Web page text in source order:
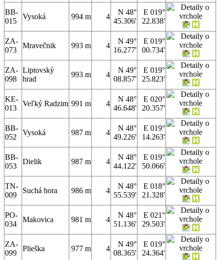
BB-
015
Vysoká 994 m 4
N 48°
45.306'
E 019°
22.838'
ZA-
073
Mravečnik 993 m 4
N 49°
16.277'
E 019°
00.734'
ZA-
098
Liptovský
hrad
993 m 4
N 49°
08.857'
E 019°
25.823'
KE-
013
Veľký Radzim 991 m 4
N 48°
46.648'
E 020°
20.357'
BB-
052
Vysoká 987 m 4
N 48°
49.226'
E 019°
14.263'
BB-
053
Dielik 987 m 4
N 48°
44.122'
E 019°
50.066'
TN-
009
Suchá hora 986 m 4
N 48°
55.539'
E 018°
21.328'
PO-
034
Makovica 981 m 4
N 48°
51.136'
E 021°
29.503'
ZA-
099
Plieška 977 m 4
N 49°
08.365'
E 019°
24.364'